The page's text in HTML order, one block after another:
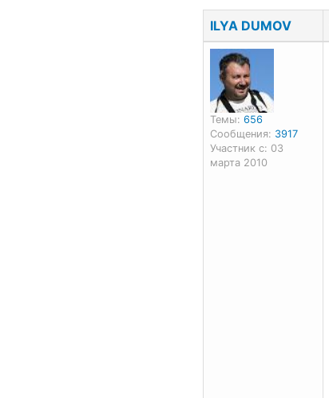
ILYA DUMOV
Темы: 656
Сообщения: 3917
Участник с: 03
марта 2010